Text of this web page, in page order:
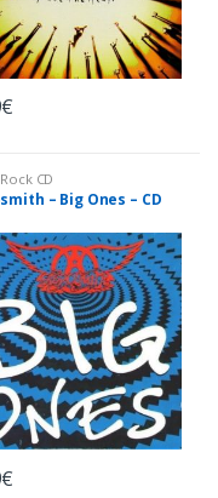
€
CD
– Big Ones – CD
€